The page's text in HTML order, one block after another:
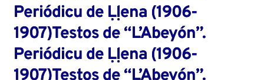
Periódicu de Ḷḷena (1906-
1907)Testos de “L’Abeyón”.
Periódicu de Ḷḷena (1906-